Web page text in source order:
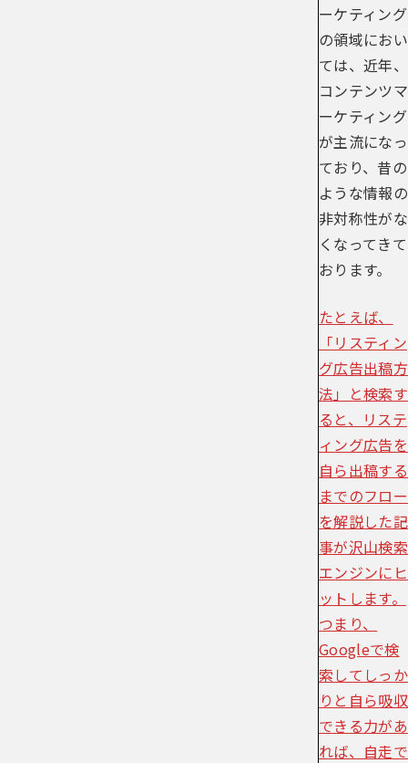
ーケティング
の領域におい
ては、近年、
コンテンツマ
ーケティング
が主流になっ
ており、昔の
ような情報の
非対称性がな
くなってきて
おります。
たとえば、
「リスティン
グ広告出稿方
法」と検索す
ると、リステ
ィング広告を
自ら出稿する
までのフロー
を解説した記
事が沢山検索
エンジンにヒ
ットします。
つまり、
Googleで検
索してしっか
りと自ら吸収
できる力があ
れば、自走で